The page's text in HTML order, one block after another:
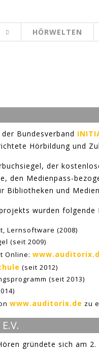
HÖRWELTEN
Bundesverband
Hörbildung und
der
den Medienpass-
Bibliotheken und
wurden
Lernsoftware (2008)
(seit 2009)
Online:
(seit 2012)
(seit 2013)
www.auditorix.de zu
gründete sich am